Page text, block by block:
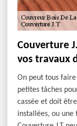
Couverture
vos travaux
On peut tous
petites tâches
cassée et doit
installées, ou